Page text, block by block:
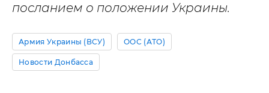
посланием о положении Украины.
Армия Украины (ВСУ) ООС (АТО)
Новости Донбасса